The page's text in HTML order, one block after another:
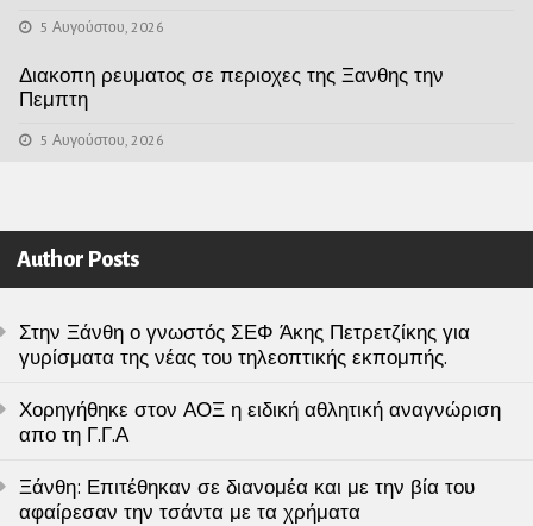
5 Αυγούστου, 2026
Διακοπη ρευματος σε περιοχες της Ξανθης την
Πεμπτη
5 Αυγούστου, 2026
Author Posts
Στην Ξάνθη ο γνωστός ΣΕΦ Άκης Πετρετζίκης για
γυρίσματα της νέας του τηλεοπτικής εκπομπής.
Χορηγήθηκε στον ΑΟΞ η ειδική αθλητική αναγνώριση
απο τη Γ.Γ.Α
Ξάνθη: Επιτέθηκαν σε διανομέα και με την βία του
αφαίρεσαν την τσάντα με τα χρήματα